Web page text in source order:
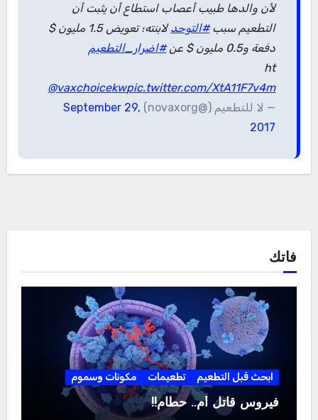
لأن والدها طبيب أعصاب استطاع أن يثبت أن
التطعيم سبب#التوحد
لابنته؛ تعويض 1.5 مليون $
دفعة و0.5 مليون $ عن
#اضرار_التطعيم
ht
@vaxchoicekwpic.twitter.com/XtA11F7v4m
— لا للتطعيم (@novaxorg)
September 29,
2017
فاتك
ابحث قبل التطعيم تطعيمات مكونات وسموم
فيروس قاتل أم.. حطام!!